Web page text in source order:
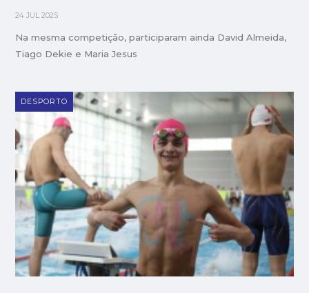
24 JUL 2025
Na mesma competição, participaram ainda David Almeida,
Tiago Dekie e Maria Jesus
DESPORTO